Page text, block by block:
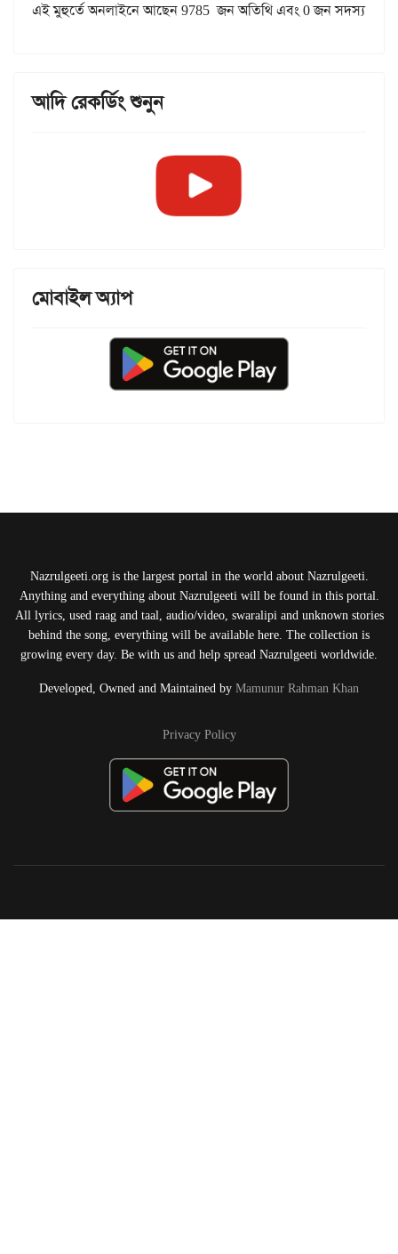
এই মুহুর্তে অনলাইনে আছেন 9785 জন অতিথি এবং 0 জন সদস্য
আদি রেকর্ডিং শুনুন
মোবাইল অ্যাপ
Nazrulgeeti.org is the largest portal in the world about Nazrulgeeti.
Anything and everything about Nazrulgeeti will be found in this portal.
All lyrics, used raag and taal, audio/video, swaralipi and unknown stories
behind the song, everything will be available here. The collection is
growing every day. Be with us and help spread Nazrulgeeti worldwide.
Developed, Owned and Maintained by Mamunur Rahman Khan
Privacy Policy